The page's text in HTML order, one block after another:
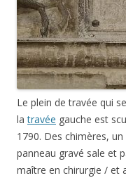
Le plein de travée qui
latravée gauche est
1790. Des chimères,
panneau gravé sale et
maître en chirurgie / et